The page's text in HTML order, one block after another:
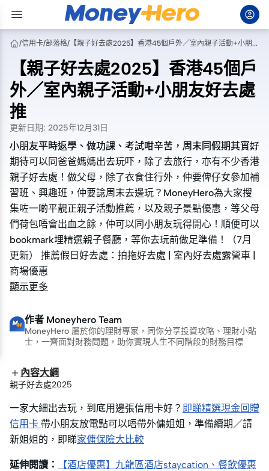
/信用卡/部落格/ 【親子好去處2025】香港45個戶外／室內親子活動+小朋友好去處推
【親子好去處2025】香港45個戶
外／室內親子活動+小朋友好去處
推
更新日期: 2025年12月31日
小朋友平時返學、做功課、考試咁辛苦，周末同假期其實好
期待可以同爸爸媽媽出去玩吓，除了去旅行，亦有不少香港
親子好去處！做父母，除了衣食住行外，仲要俾仔女參加補
習班、興趣班，仲要諗周末去邊玩？MoneyHero為大家搜
集咗一啲平靚正親子活動推薦，以及親子景點優惠，等父母
們荷包唔會出血之餘，仲可以同小朋友玩得開心！順便可以
bookmark埋精選親子餐廳，等你去玩前做足準備！（7月
更新） 推薦假日好去處：拍拖好去處 | 室內好去處露營車 |
商場優惠
小朋友平時返學、做功課、考試咁辛苦，周末同假期其實好
期待可以同爸爸媽媽出去玩吓，除了去旅行，亦有不少香港
親子好去處！做父母，除了衣食住行外，仲要俾仔女參加補
習班、興趣班，仲要諗周末去邊玩？MoneyHero為大家搜
集咗一啲平靚正親子活動推薦，以及親子景點優惠，等父母
們荷包唔會出血之餘，仲可以同小朋友玩得開心！順便可以
bookmark埋精選親子餐廳，等你去玩前做足準備！（7月
更新） 推薦假日好去處：拍拖好去處 | 室內好去處露營車 |
商場優惠
顯示更多
作者 Moneyhero Team
MoneyHero 屬於你的理財專家，同你分享投資攻略、理財小貼
士，一齊面對財務問題，助你實現人生不同階段的財務目標
內容大綱
親子好去處2025
一家大細出去玩，到底用邊張信用卡好？ 即睇精選現金回贈
信用卡 帶小朋友放電點可以唔帶外傭姐姐，準備續期／請
新姐姐的，即睇家傭保險大比較
延伸閱讀： 【酒店優惠】九龍區酒店staycation、餐飲優惠